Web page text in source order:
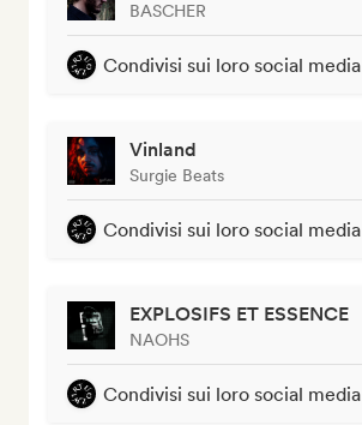
BASCHER
Condivisi sui loro social media
Vinland
Surgie Beats
Condivisi sui loro social media
EXPLOSIFS ET ESSENCE
NAOHS
Condivisi sui loro social media